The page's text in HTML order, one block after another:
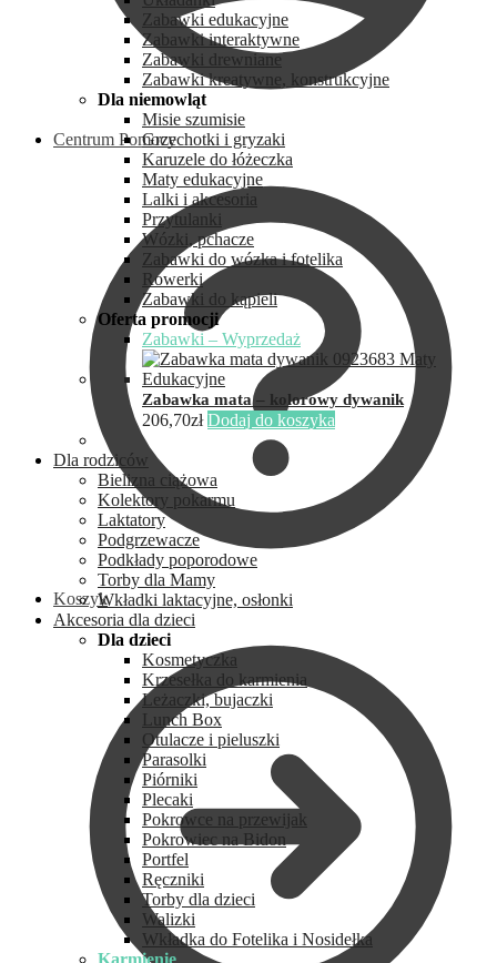
Centrum Pomocy
Koszyk
Zabawki edukacyjne
Zabawki interaktywne
Zabawki drewniane
Zabawki kreatywne, konstrukcyjne
Dla niemowląt
Misie szumisie
Grzechotki i gryzaki
Karuzele do łóżeczka
Maty edukacyjne
Lalki i akcesoria
Przytulanki
Wózki, pchacze
Zabawki do wózka i fotelika
Rowerki
Zabawki do kąpieli
Oferta promocji
Zabawki – Wyprzedaż
Zabawka mata – kolorowy dywanik
206,70zł Dodaj do koszyka
Dla rodziców
Bielizna ciążowa
Kolektory pokarmu
Laktatory
Podgrzewacze
Podkłady poporodowe
Torby dla Mamy
Wkładki laktacyjne, osłonki
Akcesoria dla dzieci
Dla dzieci
Kosmetyczka
Krzesełka do karmienia
Leżaczki, bujaczki
Lunch Box
Otulacze i pieluszki
Parasolki
Piórniki
Plecaki
Pokrowce na przewijak
Pokrowiec na Bidon
Portfel
Ręczniki
Torby dla dzieci
Walizki
Wkładka do Fotelika i Nosidełka
Karmienie